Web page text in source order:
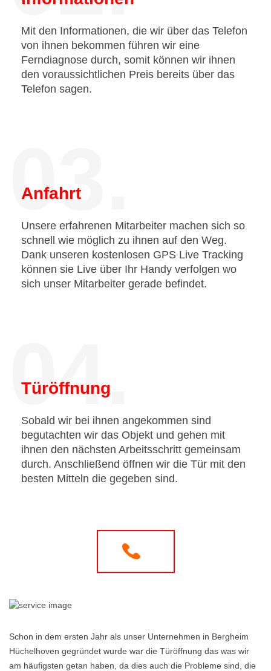
Mit den Informationen, die wir über das Telefon
von ihnen bekommen führen wir eine
Ferndiagnose durch, somit können wir ihnen
den voraussichtlichen Preis bereits über das
Telefon sagen.
03.
Anfahrt
Unsere erfahrenen Mitarbeiter machen sich so
schnell wie möglich zu ihnen auf den Weg.
Dank unseren kostenlosen GPS Live Tracking
können sie Live über Ihr Handy verfolgen wo
sich unser Mitarbeiter gerade befindet.
04.
Türöffnung
Sobald wir bei ihnen angekommen sind
begutachten wir das Objekt und gehen mit
ihnen den nächsten Arbeitsschritt gemeinsam
durch. Anschließend öffnen wir die Tür mit den
besten Mitteln die gegeben sind.
Schon in dem ersten Jahr als unser Unternehmen in Bergheim
Hüchelhoven gegründet wurde war die Türöffnung das was wir
am häufigsten getan haben, da dies auch die Probleme sind, die